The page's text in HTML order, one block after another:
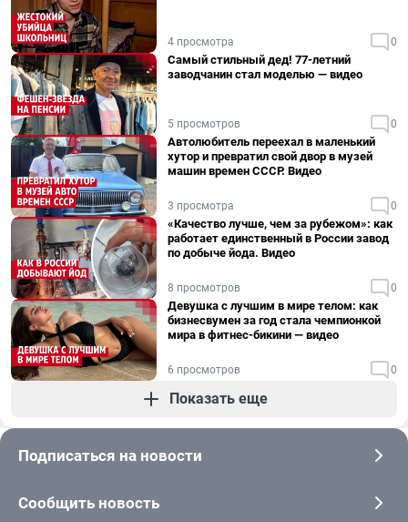
4 просмотра 0
Самый стильный дед! 77-летний
заводчанин стал моделью — видео
5 просмотров 0
Автолюбитель переехал в маленький
хутор и превратил свой двор в музей
машин времен СССР. Видео
3 просмотра 0
«Качество лучше, чем за рубежом»: как
работает единственный в России завод
по добыче йода. Видео
8 просмотров 0
Девушка с лучшим в мире телом: как
бизнесвумен за год стала чемпионкой
мира в фитнес-бикини — видео
6 просмотров 0
Показать еще
Подписаться на новости
Сообщить новость